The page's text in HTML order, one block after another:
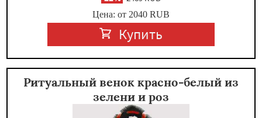
Цена: от 2040 RUB
Купить
Ритуальный венок красно-белый из
зелени и роз